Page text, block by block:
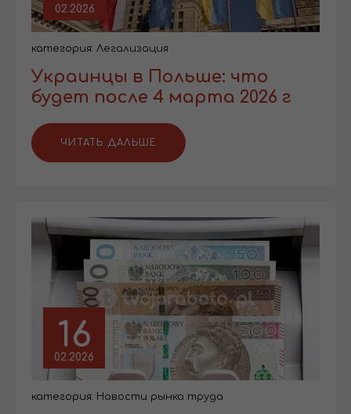
02.2026
категория: Легализация
Украинцы в Польше: что
будет после 4 марта 2026 г
ЧИТАТЬ ДАЛЬШЕ
16
02.2026
категория: Новости рынка труда